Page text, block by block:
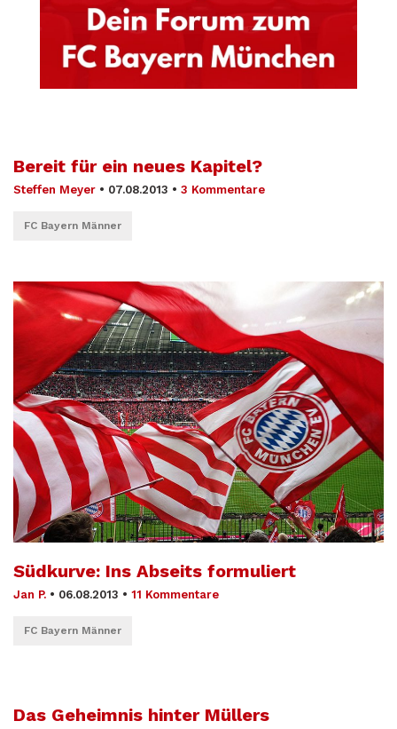
Bereit für ein neues Kapitel?
Steffen Meyer • 07.08.2013 • 3 Kommentare
FC Bayern Männer
Südkurve: Ins Abseits formuliert
Jan P. • 06.08.2013 • 11 Kommentare
FC Bayern Männer
Das Geheimnis hinter Müllers